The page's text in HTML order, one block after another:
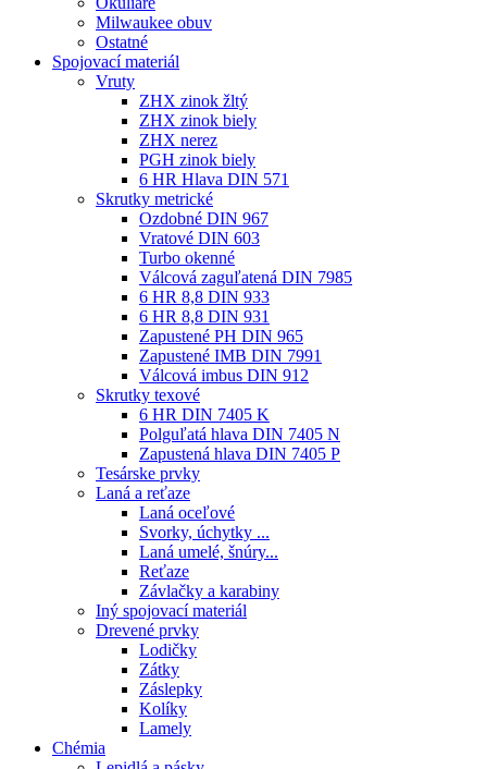
Milwaukee obuv
Ostatné
Spojovacímateriál
Vruty
ZHX zinok žltý
ZHX zinok biely
ZHX nerez
PGH zinok biely
6 HR Hlava DIN 571
Skrutky metrické
Ozdobné DIN 967
Vratové DIN 603
Turbo okenné
Válcová zaguľatená DIN 7985
6 HR 8,8 DIN 933
6 HR 8,8 DIN 931
Zapustené PH DIN 965
Zapustené IMB DIN 7991
Válcová imbus DIN 912
Skrutky texové
6 HR DIN 7405 K
Polguľatá hlava DIN 7405 N
Zapustená hlava DIN 7405 P
Tesárske prvky
Laná a reťaze
Laná oceľové
Svorky, úchytky ...
Laná umelé, šnúry...
Reťaze
Závlačky a karabiny
Iný spojovací materiál
Drevené prvky
Lodičky
Zátky
Záslepky
Kolíky
Lamely
Chémia